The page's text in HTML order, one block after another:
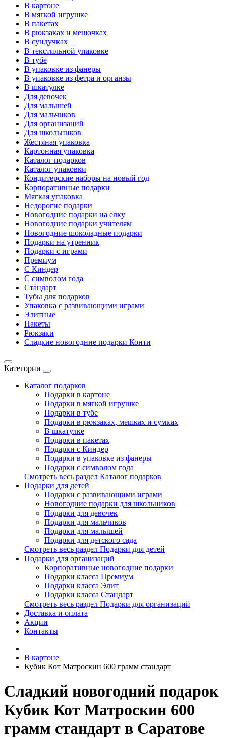
В картоне
В мягкой игрушке
В пакетах
В рюкзаках и мешочках
В сундучках
В текстильной упаковке
В тубе
В упаковке из фанеры
В упаковке из фетра и органзы
В шкатулке
Для девочек
Для малышей
Для мальчиков
Для организаций
Для школьников
Жестяная упаковка
Картонная упаковка
Каталог подарков
Каталог упаковки
Кондитерские наборы на новый год
Корпоративные подарки
Мягкая упаковка
Недорогие подарки
Новогодние подарки на елку
Новогодние подарки учителям
Новогодние шоколадные подарки
Подарки на утренник
Подарки с играми
Премиум
С Киндер
С символом года
Стандарт
Тубы для подарков
Упаковка с развивающими играми
Элитные
Пакеты
Рюкзаки
Сладкие новогодние подарки Конти
Категории
Каталог подарков
Подарки в картоне
Подарки в мягкой игрушке
Подарки в тубе
Подарки в рюкзаках, мешках и сумках
В шкатулке
Подарки в пакетах
Подарки с Киндер
Подарки в упаковке из фанеры
Подарки с символом года
Смотреть весь раздел Каталог подарков
Подарки для детей
Подарки с развивающими играми
Новогодние подарки для школьников
Подарки для девочек
Подарки для мальчиков
Подарки для малышей
Подарки для детского сада
Смотреть весь раздел Подарки для детей
Подарки для организаций
Корпоративные новогодние подарки
Подарки класса Премиум
Подарки класса Элит
Подарки класса Стандарт
Смотреть весь раздел Подарки для организаций
Доставка и оплата
Акции
Контакты
В картоне
Кубик Кот Матроскин 600 грамм стандарт
Сладкий новогодний подарок
Кубик Кот Матроскин 600
грамм стандарт в Саратове